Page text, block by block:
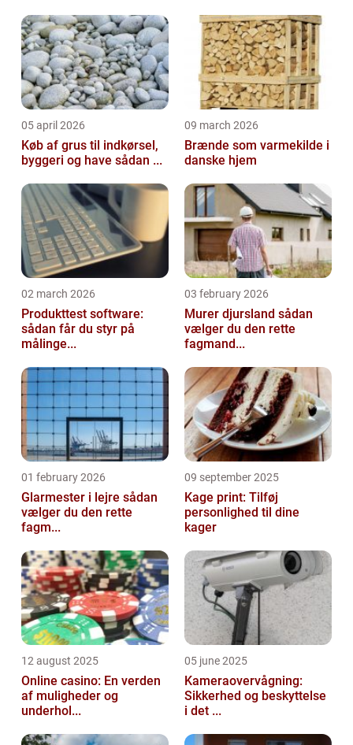
05 april 2026
Køb af grus til indkørsel,
byggeri og have sådan ...
09 march 2026
Brænde som varmekilde i
danske hjem
02 march 2026
Produkttest software:
sådan får du styr på
målinge...
03 february 2026
Murer djursland sådan
vælger du den rette
fagmand...
01 february 2026
Glarmester i lejre sådan
vælger du den rette
fagm...
09 september 2025
Kage print: Tilføj
personlighed til dine
kager
12 august 2025
Online casino: En verden
af muligheder og
underhol...
05 june 2025
Kameraovervågning:
Sikkerhed og beskyttelse
i det ...